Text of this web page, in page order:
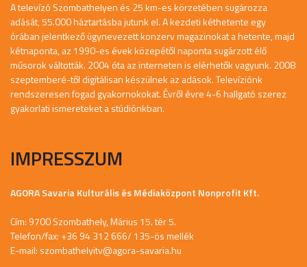
A televízó Szombathelyen és 25 km-es körzetében sugározza
adását, 55.000 háztartásba jutunk el. A kezdeti kéthetente egy
órában jelentkező úgynevezett konzerv magazinokat a hetente, majd
kétnaponta, az 1990-es évek közepétől naponta sugárzott élő
műsorok váltották. 2004 óta az interneten is elérhetők vagyunk. 2008
szeptemberé-től digitálisan készülnek az adások. Televíziónk
rendszeresen fogad gyakornokokat. Évről évre 4-6 hallgató szerez
gyakorlati ismereteket a stúdiónkban.
IMPRESSZUM
AGORA Savaria Kulturális és Médiaközpont Nonprofit Kft.
Cím: 9700 Szombathely, Márius 15. tér 5.
Telefon/fax: +36 94 312 666/ 135-ös mellék
E-mail: szombathelyitv@agora-savaria.hu